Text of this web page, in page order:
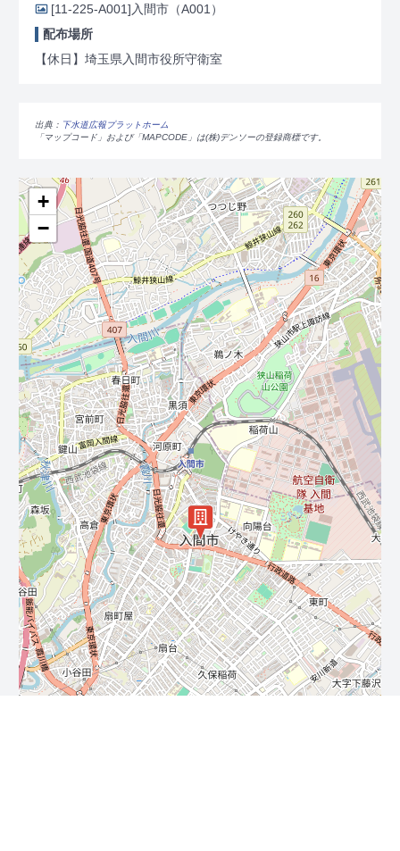
[11-225-A001] 入間市（A001）
配布場所
【休日】埼玉県入間市役所守衛室
出典： 下水道広報プラットホーム
「マップコード」および「MAPCODE」は(株)デンソーの登録商標です。
+
−